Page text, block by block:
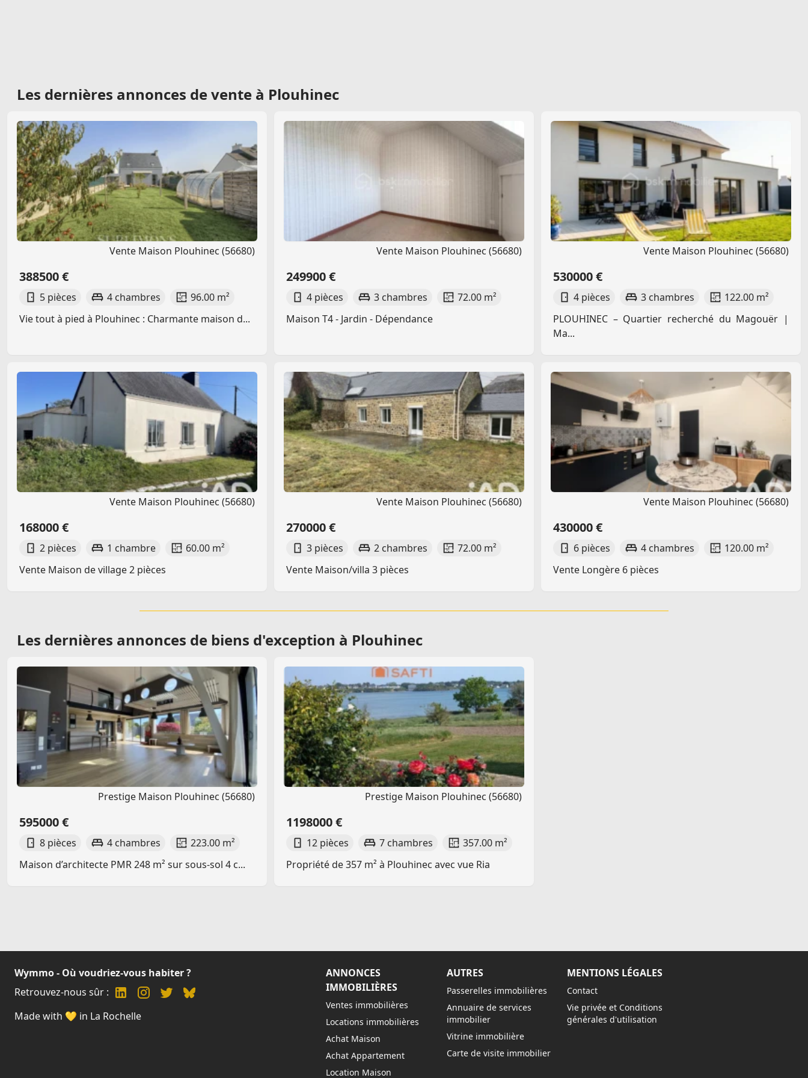
Les dernières annonces de vente à Plouhinec
Vente Maison Plouhinec (56680)
388500 €
5 pièces 4 chambres
96.00 m²
Vie tout à pied à Plouhinec : Charmante maison d...
Vente Maison Plouhinec (56680)
249900 €
4 pièces 3 chambres
72.00 m²
Maison T4 - Jardin - Dépendance
Vente Maison Plouhinec (56680)
530000 €
4 pièces 3 chambres
122.00 m²
PLOUHINEC – Quartier recherché du Magouër |
Ma...
Vente Maison Plouhinec (56680)
168000 €
2 pièces 1 chambre
60.00 m²
Vente Maison de village 2 pièces
Vente Maison Plouhinec (56680)
270000 €
3 pièces 2 chambres
72.00 m²
Vente Maison/villa 3 pièces
Vente Maison Plouhinec (56680)
430000 €
6 pièces 4 chambres
120.00 m²
Vente Longère 6 pièces
Les dernières annonces de biens d'exception à Plouhinec
Prestige Maison Plouhinec (56680)
595000 €
8 pièces 4 chambres
223.00 m²
Maison d’architecte PMR 248 m² sur sous-sol 4 c...
Prestige Maison Plouhinec (56680)
1198000 €
12 pièces 7 chambres
357.00 m²
Propriété de 357 m² à Plouhinec avec vue Ria
Wymmo - Où voudriez-vous habiter ?
Retrouvez-nous sûr :
Made with 💛 in La Rochelle
ANNONCES
IMMOBILIÈRES
Ventes immobilières
Locations immobilières
Achat Maison
Achat Appartement
Location Maison
AUTRES
Passerelles immobilières
Annuaire de services
immobilier
Vitrine immobilière
Carte de visite immobilier
MENTIONS LÉGALES
Contact
Vie privée et Conditions
générales d'utilisation